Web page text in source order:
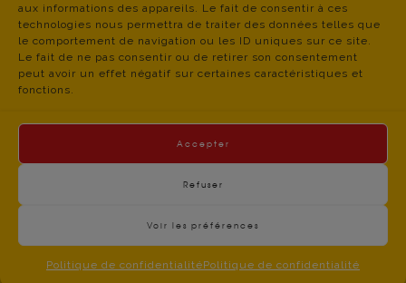
aux informations des appareils. Le fait de consentir à ces
technologies nous permettra de traiter des données telles que
le comportement de navigation ou les ID uniques sur ce site.
Le fait de ne pas consentir ou de retirer son consentement
peut avoir un effet négatif sur certaines caractéristiques et
fonctions.
Accepter
Refuser
Voir les préférences
Politique de confidentialitéPolitique de confidentialité
06300 NICE